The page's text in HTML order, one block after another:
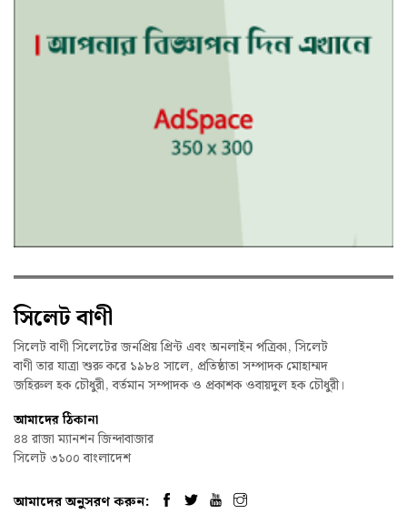
সিলেট বাণী
সিলেট বাণী সিলেটের জনপ্রিয় প্রিন্ট এবং অনলাইন পত্রিকা, সিলেট
বাণী তার যাত্রা শুরু করে ১৯৮৪ সালে, প্রতিষ্ঠাতা সম্পাদক মোহাম্মদ
জহিরুল হক চৌধুরী, বর্তমান সম্পাদক ও প্রকাশক ওবায়দুল হক চৌধুরী।
আমাদের ঠিকানা
৪৪ রাজা ম্যানশন জিন্দাবাজার
সিলেট ৩১০০ বাংলাদেশ
আমাদের অনুসরণ করুন: